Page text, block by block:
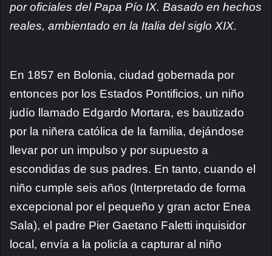
por oficiales del Papa Pío IX. Basado en hechos
reales, ambientado en la Italia del siglo XIX.
En 1857 en Bolonia, ciudad gobernada por
entonces por los Estados Pontificios, un niño
judío llamado Edgardo Mortara, es bautizado
por la niñera católica de la familia, dejándose
llevar por un impulso y por supuesto a
escondidas de sus padres. En tanto, cuando el
niño cumple seis años (Interpretado de forma
excepcional por el pequeño y gran actor Enea
Sala), el padre Pier Gaetano Faletti inquisidor
local, envía a la policía a capturar al niño